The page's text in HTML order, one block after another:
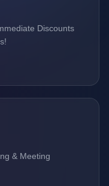
Discounts
& Meeting